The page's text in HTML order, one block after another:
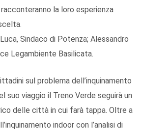
la loro esperienza
Sindaco di Potenza; Alessandro
Legambiente Basilicata.
sul problema dell’inquinamento
suo viaggio il Treno Verde seguirà un
delle città in cui farà tappa. Oltre a
indoor con l’analisi di